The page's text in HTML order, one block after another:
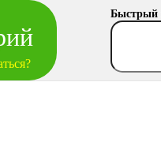
Быстрый